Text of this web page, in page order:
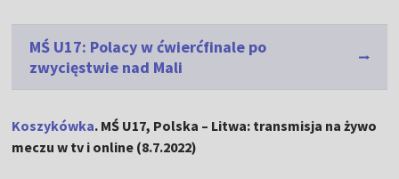
MŚ U17: Polacy w ćwierćfinale po
zwycięstwie nad Mali
Koszykówka. MŚ U17, Polska – Litwa: transmisja na żywo
meczu w tv i online (8.7.2022)